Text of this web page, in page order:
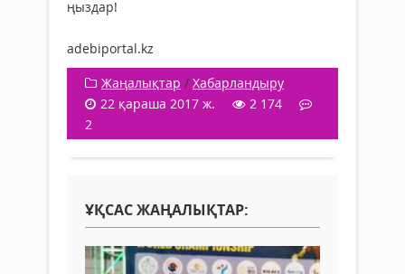
ңыз­дар!
adebiportal.kz
Жаңалықтар / Хабарландыру
22 қараша 2017 ж.
2 174
2
ҰҚСАС ЖАҢАЛЫҚТАР: